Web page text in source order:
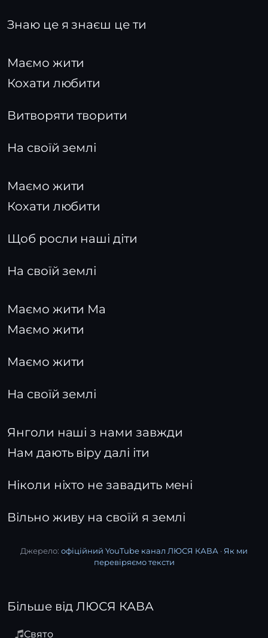
Знаю це я знаєш це ти
Маємо жити
Кохати любити
Витворяти творити
На своїй землі
Маємо жити
Кохати любити
Щоб росли наші діти
На своїй землі
Маємо жити Ма
Маємо жити
Маємо жити
На своїй землі
Янголи наші з нами завжди
Нам дають віру далі іти
Ніколи ніхто не завадить мені
Вільно живу на своїй я землі
Джерело: офіційний YouTube канал ЛЮСЯ КАВА · Як ми
перевіряємо тексти
Більше від ЛЮСЯ КАВА
Свято